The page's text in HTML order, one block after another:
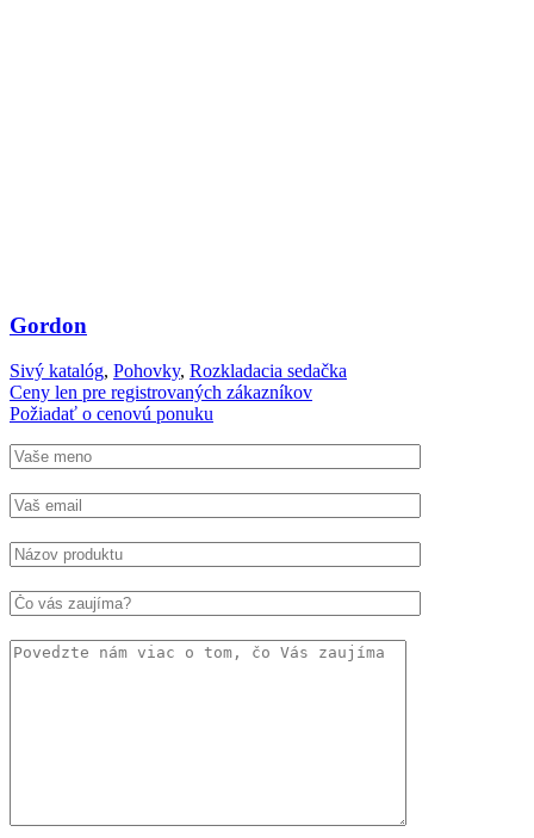
Gordon
Sivý katalóg, Pohovky, Rozkladacia sedačka
Ceny len pre registrovaných zákazníkov
Požiadať o cenovú ponuku